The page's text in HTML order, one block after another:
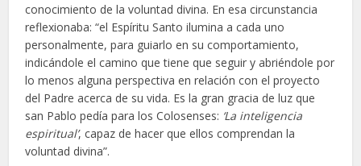
conocimiento de la voluntad divina. En esa circunstancia
reflexionaba: “el Espíritu Santo ilumina a cada uno
personalmente, para guiarlo en su comportamiento,
indicándole el camino que tiene que seguir y abriéndole por
lo menos alguna perspectiva en relación con el proyecto
del Padre acerca de su vida. Es la gran gracia de luz que
san Pablo pedía para los Colosenses: ‘La inteligencia
espiritual’, capaz de hacer que ellos comprendan la
voluntad divina”.